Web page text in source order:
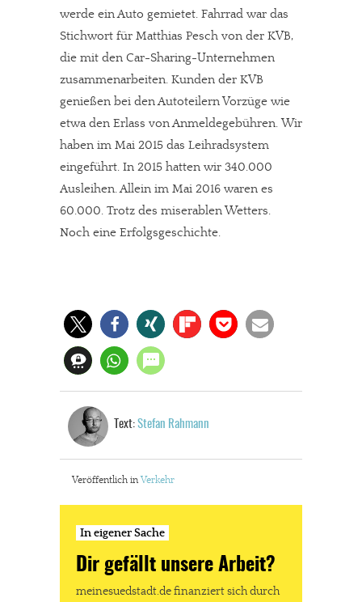
In eigener Sache
Dir gefällt unsere Arbeit?
meinesuedstadt.de finanziert sich durch Partnerprofile und
Werbung. Beide Einnahmequellen sind in den letzten Monaten
stark zurückgegangen.
werde ein Auto gemietet. Fahrrad war das
Stichwort für Matthias Pesch von der KVB,
die mit den Car-Sharing-Unternehmen
zusammenarbeiten. Kunden der KVB
genießen bei den Autoteilern Vorzüge wie
etwa den Erlass von Anmeldegebühren. Wir
haben im Mai 2015 das Leihradsystem
eingeführt. In 2015 hatten wir 340.000
Ausleihen. Allein im Mai 2016 waren es
60.000. Trotz des miserablen Wetters.
Noch eine Erfolgsgeschichte.
Text: Stefan Rahmann
Veröffentlich in Verkehr
In eigener Sache
Dir gefällt unsere Arbeit?
meinesuedstadt.de finanziert sich durch